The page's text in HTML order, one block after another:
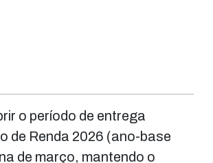
o período de entrega
de Renda 2026 (ano-base
de março, mantendo o